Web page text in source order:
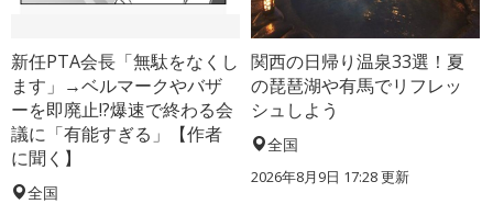
新任PTA会長「無駄をなくし
ます」→ベルマークやバザ
ーを即廃止!?爆速で終わる会
議に「有能すぎる」【作者
に聞く】
全国
関西の日帰り温泉33選！夏
の琵琶湖や有馬でリフレッ
シュしよう
全国
2026年8月9日 17:28更新